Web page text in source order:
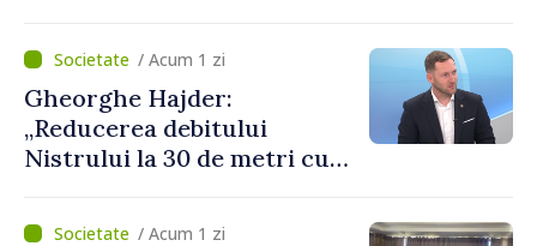
putea cumpăra nici curent
de avarie”/ Acum 1 zi
Gheorghe Hajder:
„Reducerea debitului
Nistrului la 30 de metri cubi
„catastrofă naturală”
/ Acum 1 zi